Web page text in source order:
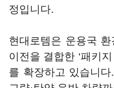
정입니다.
현대로템은 운용국
이전을 결합한 ‘패키
를 확장하고 있습니